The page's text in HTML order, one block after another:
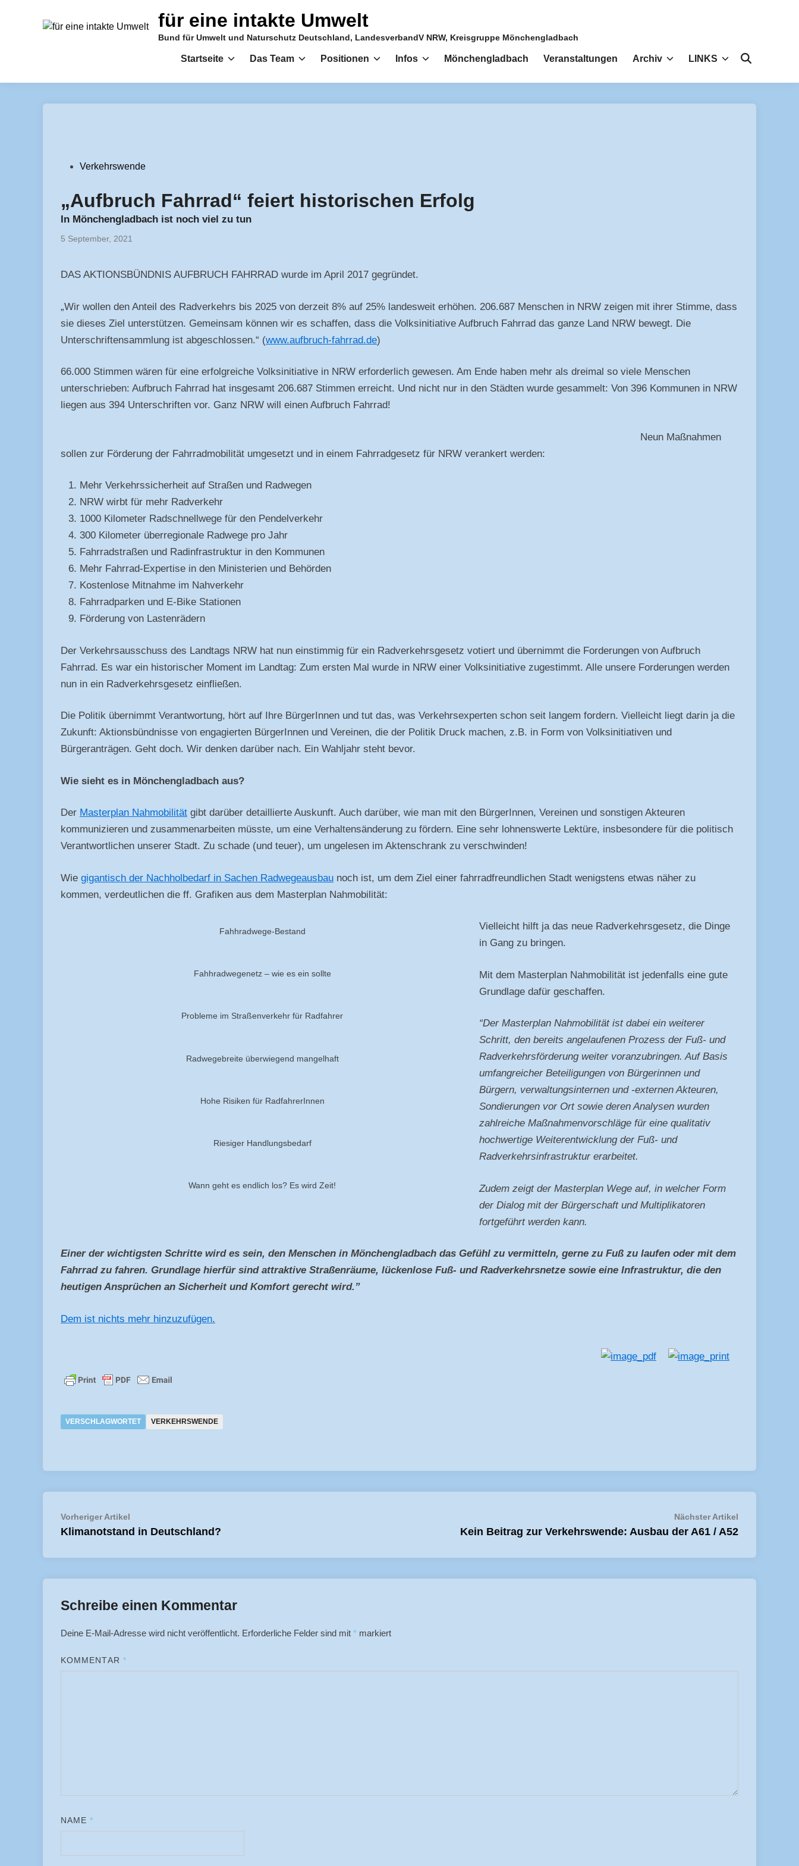
für eine intakte Umwelt
Bund für Umwelt und Naturschutz Deutschland, LandesverbandV NRW, Kreisgruppe Mönchengladbach
Startseite Das Team Positionen Infos Mönchengladbach Veranstaltungen Archiv LINKS
Suche
Veröffentlicht
Verkehrswende
„Aufbruch Fahrrad“ feiert historischen Erfolg
In Mönchengladbach ist noch viel zu tun
5 September, 2021
DAS AKTIONSBÜNDNIS AUFBRUCH FAHRRAD wurde im April 2017 gegründet.
„Wir wollen den Anteil des Radverkehrs bis 2025 von derzeit 8% auf 25% landesweit erhöhen. 206.687 Menschen in NRW zeigen mit ihrer Stimme, dass
sie dieses Ziel unterstützen. Gemeinsam können wir es schaffen, dass die Volksinitiative Aufbruch Fahrrad das ganze Land NRW bewegt. Die
Unterschriftensammlung ist abgeschlossen.“ (www.aufbruch-fahrrad.de)
66.000 Stimmen wären für eine erfolgreiche Volksinitiative in NRW erforderlich gewesen. Am Ende haben mehr als dreimal so viele Menschen
unterschrieben: Aufbruch Fahrrad hat insgesamt 206.687 Stimmen erreicht. Und nicht nur in den Städten wurde gesammelt: Von 396 Kommunen in NRW
liegen aus 394 Unterschriften vor. Ganz NRW will einen Aufbruch Fahrrad!
Neun Maßnahmen
sollen zur Förderung der Fahrradmobilität umgesetzt und in einem Fahrradgesetz für NRW verankert werden:
Mehr Verkehrssicherheit auf Straßen und Radwegen
NRW wirbt für mehr Radverkehr
1000 Kilometer Radschnellwege für den Pendelverkehr
300 Kilometer überregionale Radwege pro Jahr
Fahrradstraßen und Radinfrastruktur in den Kommunen
Mehr Fahrrad-Expertise in den Ministerien und Behörden
Kostenlose Mitnahme im Nahverkehr
Fahrradparken und E-Bike Stationen
Förderung von Lastenrädern
Der Verkehrsausschuss des Landtags NRW hat nun einstimmig für ein Radverkehrsgesetz votiert und übernimmt die Forderungen von Aufbruch
Fahrrad. Es war ein historischer Moment im Landtag: Zum ersten Mal wurde in NRW einer Volksinitiative zugestimmt. Alle unsere Forderungen werden
nun in ein Radverkehrsgesetz einfließen.
Die Politik übernimmt Verantwortung, hört auf Ihre BürgerInnen und tut das, was Verkehrsexperten schon seit langem fordern. Vielleicht liegt darin ja die
Zukunft: Aktionsbündnisse von engagierten BürgerInnen und Vereinen, die der Politik Druck machen, z.B. in Form von Volksinitiativen und
Bürgeranträgen. Geht doch. Wir denken darüber nach. Ein Wahljahr steht bevor.
Wie sieht es in Mönchengladbach aus?
Der Masterplan Nahmobilität gibt darüber detaillierte Auskunft. Auch darüber, wie man mit den BürgerInnen, Vereinen und sonstigen Akteuren
kommunizieren und zusammenarbeiten müsste, um eine Verhaltensänderung zu fördern. Eine sehr lohnenswerte Lektüre, insbesondere für die politisch
Verantwortlichen unserer Stadt. Zu schade (und teuer), um ungelesen im Aktenschrank zu verschwinden!
Wie gigantisch der Nachholbedarf in Sachen Radwegeausbau noch ist, um dem Ziel einer fahrradfreundlichen Stadt wenigstens etwas näher zu
kommen, verdeutlichen die ff. Grafiken aus dem Masterplan Nahmobilität:
Fahhradwege-Bestand
Fahhradwegenetz – wie es ein sollte
Probleme im Straßenverkehr für Radfahrer
Radwegebreite überwiegend mangelhaft
Hohe Risiken für RadfahrerInnen
Riesiger Handlungsbedarf
Wann geht es endlich los? Es wird Zeit!
Vielleicht hilft ja das neue Radverkehrsgesetz, die Dinge
in Gang zu bringen.
Mit dem Masterplan Nahmobilität ist jedenfalls eine gute
Grundlage dafür geschaffen.
“Der Masterplan Nahmobilität ist dabei ein weiterer
Schritt, den bereits angelaufenen Prozess der Fuß- und
Radverkehrsförderung weiter voranzubringen. Auf Basis
umfangreicher Beteiligungen von Bürgerinnen und
Bürgern, verwaltungsinternen und -externen Akteuren,
Sondierungen vor Ort sowie deren Analysen wurden
zahlreiche Maßnahmenvorschläge für eine qualitativ
hochwertige Weiterentwicklung der Fuß- und
Radverkehrsinfrastruktur erarbeitet.
Zudem zeigt der Masterplan Wege auf, in welcher Form
der Dialog mit der Bürgerschaft und Multiplikatoren
fortgeführt werden kann.
Einer der wichtigsten Schritte wird es sein, den Menschen in Mönchengladbach das Gefühl zu vermitteln, gerne zu Fuß zu laufen oder mit dem
Fahrrad zu fahren. Grundlage hierfür sind attraktive Straßenräume, lückenlose Fuß- und Radverkehrsnetze sowie eine Infrastruktur, die den
heutigen Ansprüchen an Sicherheit und Komfort gerecht wird.”
Dem ist nichts mehr hinzuzufügen.
VERSCHLAGWORTET VERKEHRSWENDE
Beitragsnavigation
Vorheriger Artikel
Artikel:
Klimanotstand in Deutschland?
Nächster Artikel
Kein Beitrag zur Verkehrswende: Ausbau der A61 / A52
Schreibe einen Kommentar
Deine E-Mail-Adresse wird nicht veröffentlicht. Erforderliche Felder sind mit * markiert
KOMMENTAR *
NAME*